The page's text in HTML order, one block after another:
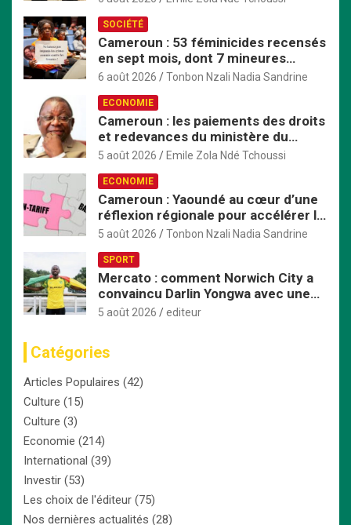
r
SOCIÉTÉ
Cameroun : 53 féminicides recensés
en sept mois, dont 7 mineures
violées avant d’être tuées
6 août 2026 Tonbon Nzali Nadia Sandrine
ECONOMIE
Cameroun : les paiements des droits
et redevances du ministère du
Commerce passent exclusivement
5 août 2026 Emile Zola Ndé Tchoussi
ECONOMIE
Cameroun : Yaoundé au cœur d’une
réflexion régionale pour accélérer la
mise en œuvre de la ZLECAf en
5 août 2026 Tonbon Nzali Nadia Sandrine
SPORT
Mercato : comment Norwich City a
convaincu Darlin Yongwa avec une
offre irrésistible
5 août 2026 editeur
Catégories
Articles Populaires (42)
Culture (15)
Culture (3)
Economie (214)
International (39)
Investir (53)
Les choix de l'éditeur (75)
Nos dernières actualités (28)